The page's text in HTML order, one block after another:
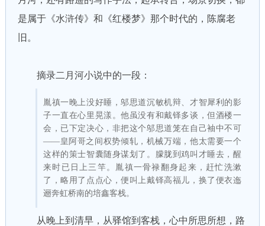
是属于《水浒传》和《红楼梦》那个时代的，陈腐老
旧。
摘录二月河小说中的一段：
胤禛一晚上没好睡，邬思道沉敏机辩、才智犀利的影
子一直在心里晃漾。他虽没有和戴铎多谈，但酒楼一
会，已下定决心，非把这个邬思道笼在自己袖中不可
——皇阿哥之间权势倾轧，机械万端，他太需要一个
这样的策士智囊随身谋划了。朦胧到鸡叫才睡去，醒
来时已日上三竿。胤禛一骨禄翻身起来，赶忙洗漱
了，略用了点点心，便叫上戴铎高福儿，换了便衣迤
逦奔虹桥南的培鑫客栈。
从晚上到清早，从驿馆到客栈，心中所思所想，路